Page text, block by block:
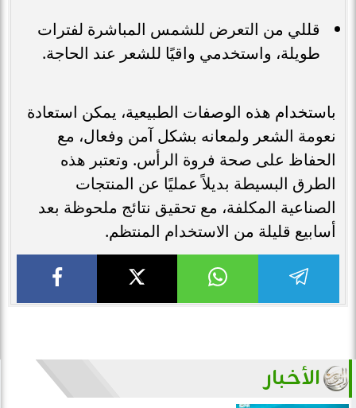
قللي من التعرض للشمس المباشرة لفترات
طويلة، واستخدمي واقيًا للشعر عند الحاجة.
باستخدام هذه الوصفات الطبيعية، يمكن استعادة
نعومة الشعر ولمعانه بشكل آمن وفعال، مع
الحفاظ على صحة فروة الرأس. وتعتبر هذه
الطرق البسيطة بديلاً عمليًا عن المنتجات
الصناعية المكلفة، مع تحقيق نتائج ملحوظة بعد
أسابيع قليلة من الاستخدام المنتظم.
الأخبار